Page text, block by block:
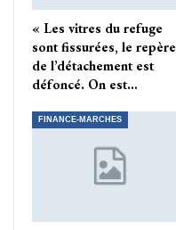
« Les vitres du refuge
sont fissurées, le repère
de l’détachement est
défoncé. On est…
FINANCE-MARCHES